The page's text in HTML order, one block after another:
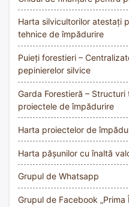
Harta silvicultorilor atestați
tehnice de împădurire
Puieți forestieri –
pepinierelor silvice
Garda Forestieră –
proiectele de împădurire
Harta proiectelor de
Harta pășunilor cu înaltă
Grupul de Whatsapp
Grupul de Facebook „Prima